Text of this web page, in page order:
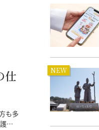
仕
も多
護…
NEW